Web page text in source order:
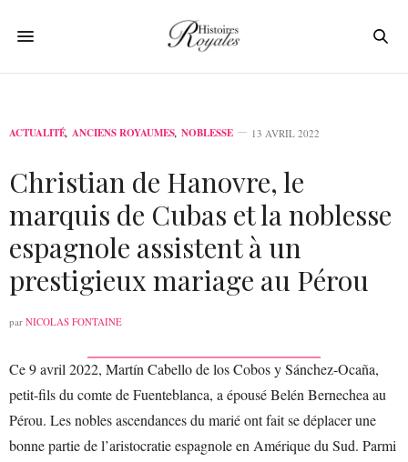
ACTUALITÉ, ANCIENS ROYAUMES, NOBLESSE 13 AVRIL 2022
Christian de Hanovre, le
marquis de Cubas et la noblesse
espagnole assistent à un
prestigieux mariage au Pérou
par NICOLAS FONTAINE
Ce 9 avril 2022, Martín Cabello de los Cobos y Sánchez-Ocaña,
petit-fils du comte de Fuenteblanca, a épousé Belén Bernechea au
Pérou. Les nobles ascendances du marié ont fait se déplacer une
bonne partie de l’aristocratie espagnole en Amérique du Sud. Parmi